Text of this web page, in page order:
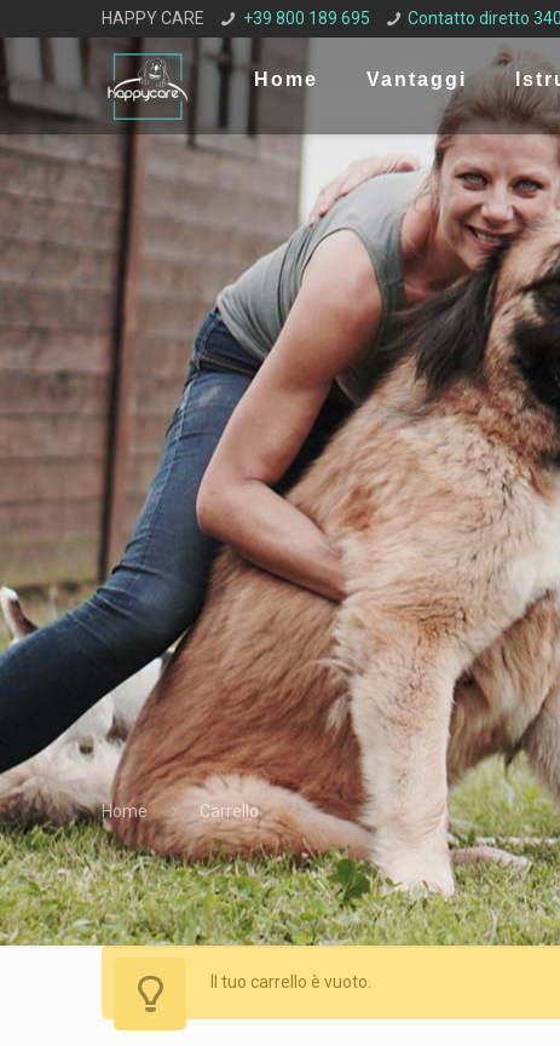
HAPPY CARE +39 800 189 695 Contatto diretto
Home Vantaggi
Home Carrello
Il tuo carrello è vuoto.